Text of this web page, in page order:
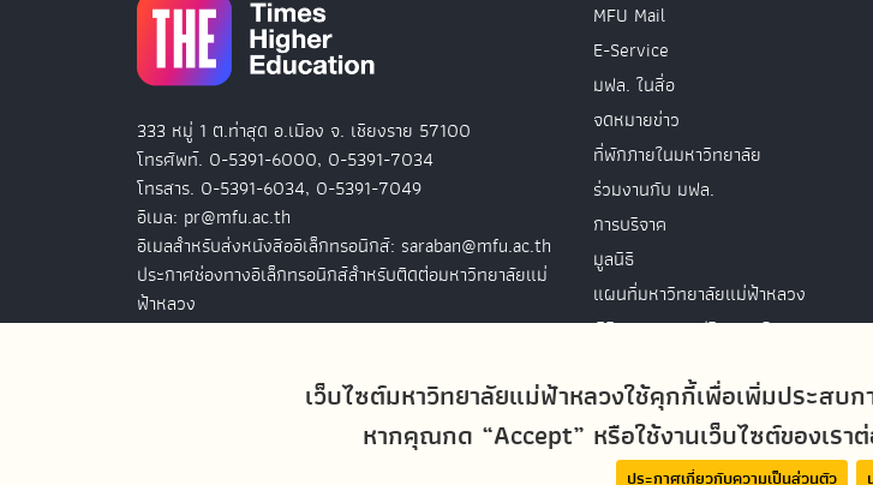
เว็บไซต์มหาวิทยาลัยแม่ฟ้าหลวงใช้คุกกี้เพื่อเพิ่มประสบ
หากคุณกด “Accept” หรือใช้งานเว็บไซต์ของเร
ประกาศเกี่ยวกับความเป็นส่วนตัว
333 หมู่ 1 ต.ท่าสุด อ.เมือง จ. เชียงราย 57100
โทรศัพท์. 0-5391-6000, 0-5391-7034
โทรสาร. 0-5391-6034, 0-5391-7049
อีเมล: pr@mfu.ac.th
อีเมลสำหรับส่งหนังสืออิเล็กทรอนิกส์: saraban@mfu.ac.th
ประกาศช่องทางอิเล็กทรอนิกส์สำหรับติดต่อมหาวิทยาลัยแม่
ฟ้าหลวง
MFU Mail
E-Service
มฟล. ในสื่อ
จดหมายข่าว
ที่พักภายในมหาวิทยาลัย
ร่วมงานกับ มฟล.
การบริจาค
มูลนิธิ
แผนที่มหาวิทยาลัยแม่ฟ้าหลวง
พิธีพระราชทานปริญญาบัตร